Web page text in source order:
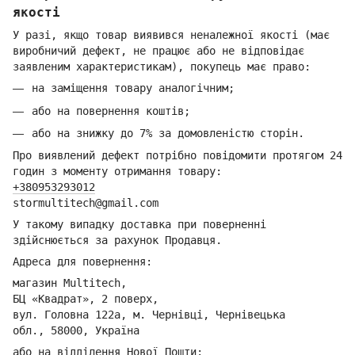
якості
У разі, якщо товар виявився неналежної якості (має
виробничий дефект, не працює або не відповідає
заявленим характеристикам), покупець має право:
на заміщення товару аналогічним;
або на повернення коштів;
або на знижку до 7% за домовленістю сторін.
Про виявлений дефект потрібно повідомити протягом 24
годин з моменту отримання товару:
+380953293012
stormultitech@gmail.com
У такому випадку доставка при поверненні
здійснюється за рахунок Продавця.
Адреса для повернення:
магазин Multitech,
БЦ «Квадрат», 2 поверх,
вул. Головна 122а, м. Чернівці, Чернівецька
обл., 58000, Україна
або на відділення Нової Пошти: